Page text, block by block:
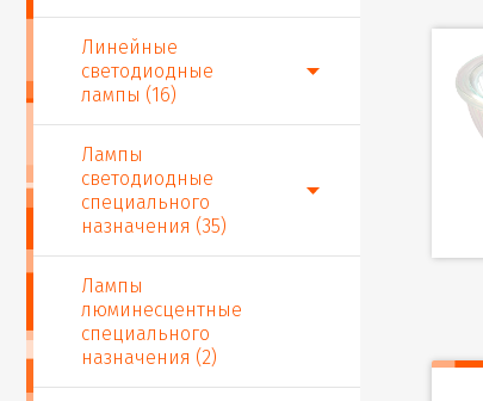
Линейные
светодиодные
лампы (16)
Лампы
светодиодные
специального
назначения (35)
Лампы
люминесцентные
специального
назначения (2)